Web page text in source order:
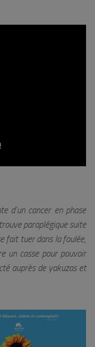
d’un cancer en phase
paraplégique suite
fait tuer dans la foulée,
un casse pour pouvoir
auprès de yakuzas et